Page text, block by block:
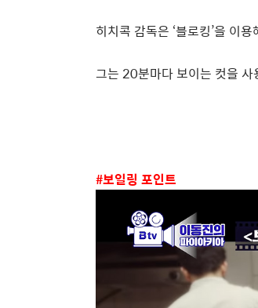
히치콕 감독은 ‘블로킹’을 이용
그는 20분마다 보이는 컷을 사
#보일링 포인트